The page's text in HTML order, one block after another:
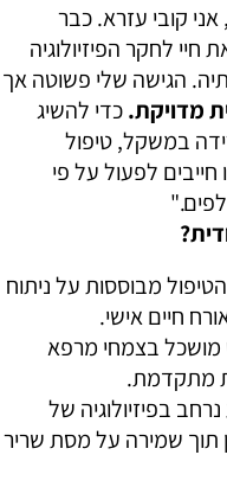
קובי עזרא. כבר
לחקר הפיזיולוגיה
הגישה שלי פשוטה אך
מדויקת.כדי להשיג
במשקל, טיפול
חייבים לפעול על פי
הטיפול מבוססות על ניתוח
חיים אישי.
מושכל בצמחי מרפא
מתקדמת.
בפיזיולוגיה של
שמירה על מסת שריר